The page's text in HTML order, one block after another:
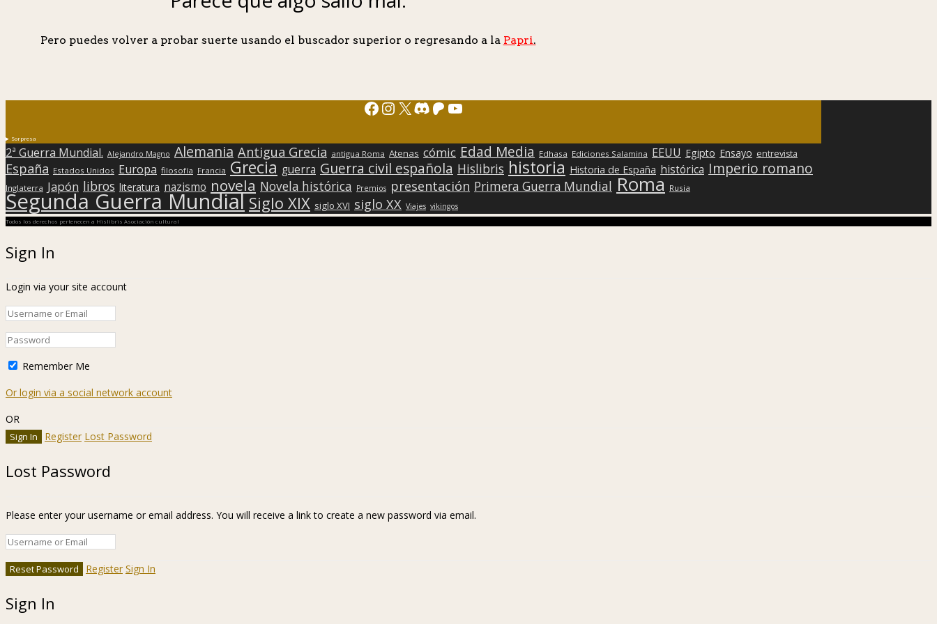
Pero puedes volver a probar suerte usando el buscador superior o regresando a la Papri.
Facebook
Instagram
X Discord
Patreon
YouTube
Sorpresa
2ª Guerra Mundial. Alejandro Magno Alemania Antigua Grecia antigua Roma Atenas cómic Edad Media Edhasa Ediciones Salamina EEUU Egipto Ensayo entrevista
España Estados Unidos Europa filosofía Francia Grecia guerra Guerra civil española Hislibris historia Historia de España histórica Imperio romano
Inglaterra Japón libros literatura nazismo novela Novela histórica Premios presentación Primera Guerra Mundial Roma Rusia
Segunda Guerra Mundial Siglo XIX siglo XVI siglo XX Viajes vikingos
Todos los derechos pertenecen a Hislibris Asociación cultural
Sign In
Login via your site account
Remember Me
Or login via a social network account
OR
Register Lost Password
Lost Password
Please enter your username or email address. You will receive a link to create a new password via email.
Register Sign In
Sign In